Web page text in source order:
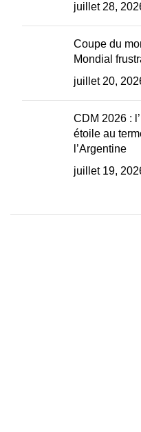
juillet 28,
Coupe du
Mondial
juillet 20,
CDM 2026 :
étoile au
l’Argentine
juillet 19,